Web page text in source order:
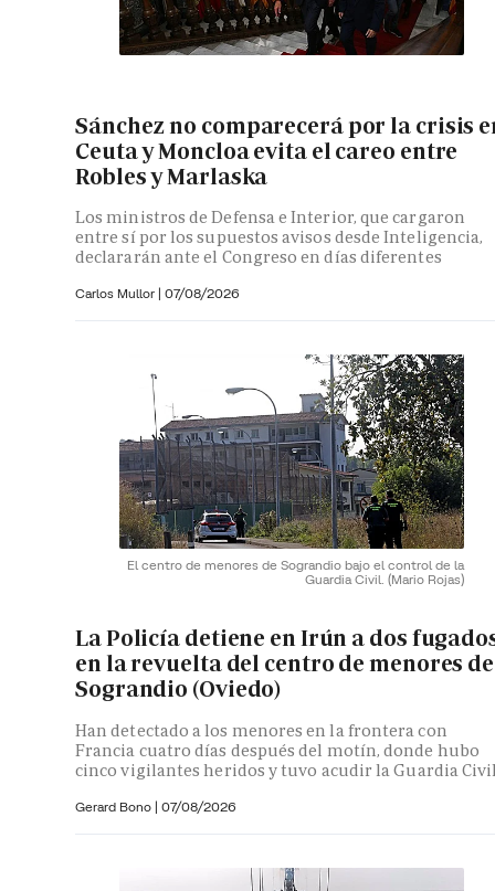
Sánchez no comparecerá por la crisis
Ceuta y Moncloa evita el careo entre
Robles y Marlaska
Los ministros de Defensa e Interior, que cargaron
entre sí por los supuestos avisos desde Inteligencia,
declararán ante el Congreso en días diferentes
Carlos Mullor | 07/08/2026
El centro de menores de Sograndio bajo el control de la
Guardia Civil. (Mario Rojas)
La Policía detiene en Irún a dos
en la revuelta del centro de menores de
Sograndio (Oviedo)
Han detectado a los menores en la frontera con
Francia cuatro días después del motín, donde hubo
cinco vigilantes heridos y tuvo acudir la Guardia
Gerard Bono | 07/08/2026